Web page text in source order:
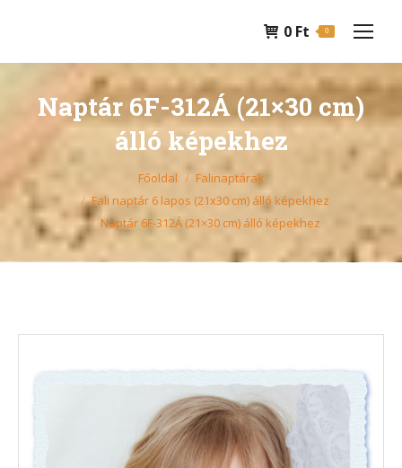
0 Ft 0
Naptár 6F-312Á (21×30 cm)
álló képekhez
You are here: Főoldal
Falinaptárak
Fali naptár 6 lapos (21x30 cm) álló képekhez
Naptár 6F-312Á (21×30 cm) álló képekhez